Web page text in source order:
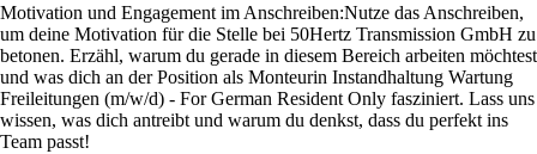
Motivation und Engagement im Anschreiben:Nutze das Anschreiben,
um deine Motivation für die Stelle bei 50Hertz Transmission GmbH zu
betonen. Erzähl, warum du gerade in diesem Bereich arbeiten möchtest
und was dich an der Position als Monteurin Instandhaltung Wartung
Freileitungen (m/w/d) - For German Resident Only fasziniert. Lass uns
wissen, was dich antreibt und warum du denkst, dass du perfekt ins
Team passt!